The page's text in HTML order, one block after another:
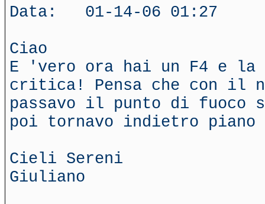
Data: 01-14-06 01:27
Ciao
E 'vero ora hai un F4 e la
critica! Pensa che con il
passavo il punto di fuoco
poi tornavo indietro piano
Cieli Sereni
Giuliano